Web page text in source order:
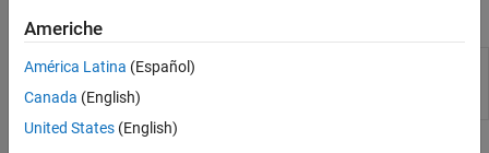
Funzioni
getAndroidSLSupportPkgToolPaths
Americhe
América Latina (Español)
Canada (English)
United States (English)